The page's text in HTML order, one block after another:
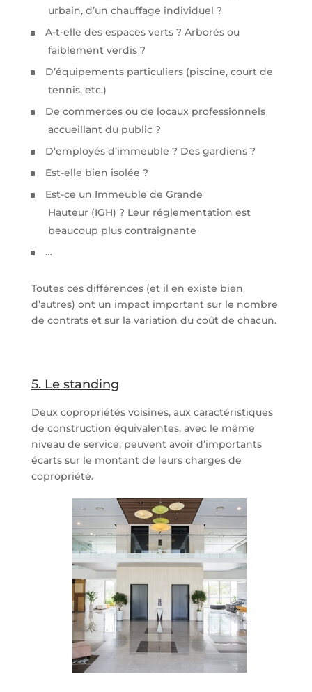
urbain, d’un chauffage individuel ?
A-t-elle des espaces verts ? Arborés ou
faiblement verdis ?
D’équipements particuliers (piscine, court de
tennis, etc.)
De commerces ou de locaux professionnels
accueillant du public ?
D’employés d’immeuble ? Des gardiens ?
Est-elle bien isolée ?
Est-ce un Immeuble de Grande
Hauteur (IGH) ? Leur réglementation est
beaucoup plus contraignante
…
Toutes ces différences (et il en existe bien
d’autres) ont un impact important sur le nombre
de contrats et sur la variation du coût de chacun.
5. Le standing
Deux copropriétés voisines, aux caractéristiques
de construction équivalentes, avec le même
niveau de service, peuvent avoir d’importants
écarts sur le montant de leurs charges de
copropriété.